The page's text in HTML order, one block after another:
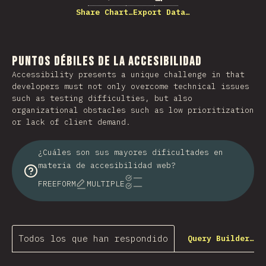
Share Chart…Export Data…
Puntos débiles de la accesibilidad
Accessibility presents a unique challenge in that
developers must not only overcome technical issues
such as testing difficulties, but also
organizational obstacles such as low prioritization
or lack of client demand.
¿Cuáles son sus mayores dificultades en
materia de accesibilidad web?
FREEFORM
MULTIPLE
Todos los que han respondido Query Builder…